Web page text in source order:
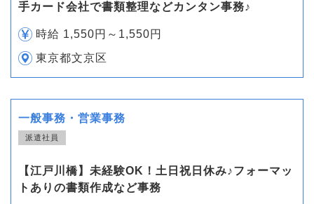
手カード会社で書類整理などカンタン事務♪
時給 1,550円～1,550円
東京都文京区
一般事務・営業事務
派遣社員
【江戸川橋】未経験OK！土日祝日休み♪フォーマッ
トありの書類作成など事務